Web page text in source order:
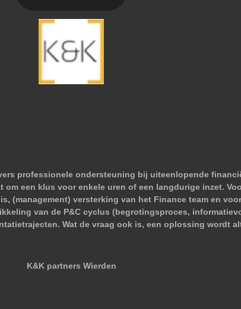
professionele ondersteuning bij uiteenlopende
een klus voor enkele uren of een langdurige inzet.
(management) versterking van het Finance team en
van de P&C cyclus (begrotingsproces,
Wat de vraag ook is, een oplossing wordt
K&K partners Wierden